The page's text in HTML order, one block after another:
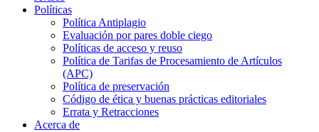
Políticas
Política Antiplagio
Evaluación por pares doble ciego
Políticas de acceso y reuso
Política de Tarifas de Procesamiento de Artículos
(APC)
Política de preservación
Código de ética y buenas prácticas editoriales
Errata y Retracciones
Acerca de